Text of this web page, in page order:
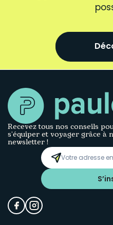
Recevez tous nos conseils
s’équiper et voyager grâce à
newsletter !